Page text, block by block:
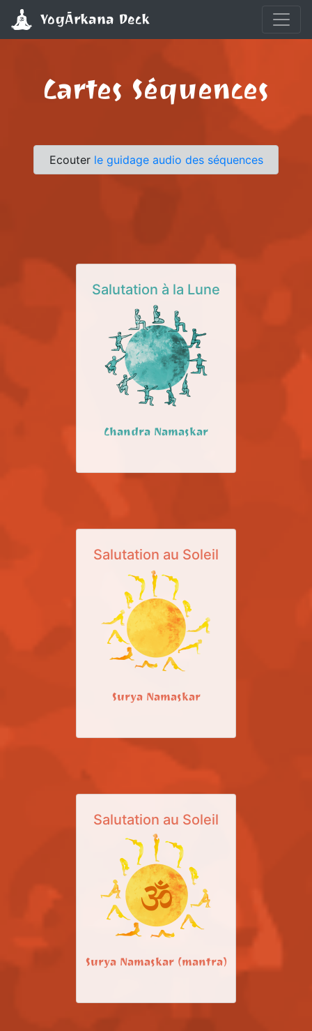
YogĀrkana Deck
Cartes Séquences
Ecouter le guidage audio des séquences
Salutation à la Lune
Chandra Namaskar
Salutation au Soleil
Surya Namaskar
Salutation au Soleil
Surya Namaskar (mantra)